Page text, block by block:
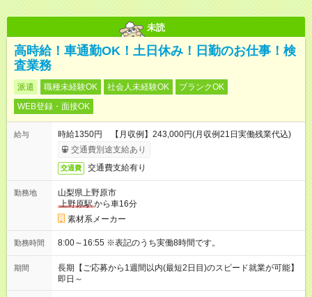
未読
高時給！車通勤OK！土日休み！日勤のお仕事！検
査業務
派遣 職種未経験OK 社会人未経験OK
ブランクOK
WEB登録・面接OK
給与
時給1350円 【月収例】243,000円(月収例21日実働残業代込)
交通費別途支給あり
交通費 交通費支給有り
勤務地
山梨県上野原市
上野原駅から車16分
素材系メーカー
勤務時間 8:00～16:55 ※表記のうち実働8時間です。
期間
長期【ご応募から1週間以内(最短2日目)のスピード就業が可能】
即日～